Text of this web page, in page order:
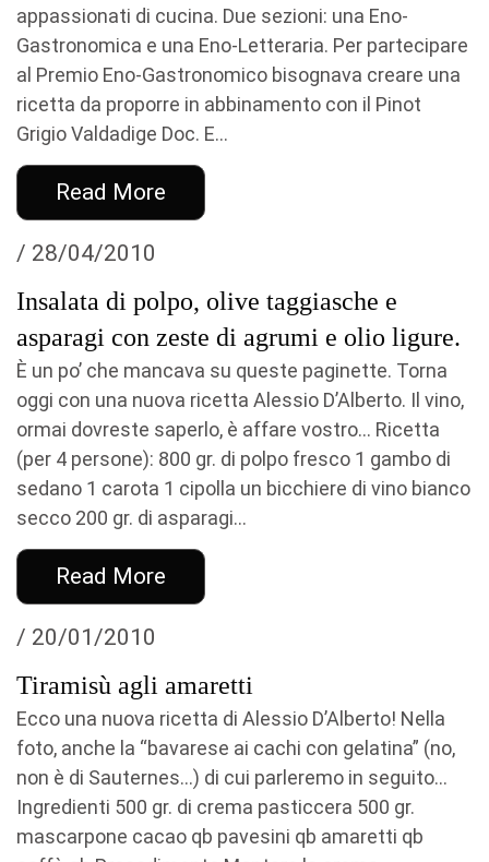
appassionati di cucina. Due sezioni: una Eno-
Gastronomica e una Eno-Letteraria. Per partecipare
al Premio Eno-Gastronomico bisognava creare una
ricetta da proporre in abbinamento con il Pinot
Grigio Valdadige Doc. E...
Read More
/ 28/04/2010
Insalata di polpo, olive taggiasche e
asparagi con zeste di agrumi e olio ligure.
È un po’ che mancava su queste paginette. Torna
oggi con una nuova ricetta Alessio D’Alberto. Il vino,
ormai dovreste saperlo, è affare vostro… Ricetta
(per 4 persone): 800 gr. di polpo fresco 1 gambo di
sedano 1 carota 1 cipolla un bicchiere di vino bianco
secco 200 gr. di asparagi...
Read More
/ 20/01/2010
Tiramisù agli amaretti
Ecco una nuova ricetta di Alessio D’Alberto! Nella
foto, anche la “bavarese ai cachi con gelatina” (no,
non è di Sauternes…) di cui parleremo in seguito…
Ingredienti 500 gr. di crema pasticcera 500 gr.
mascarpone cacao qb pavesini qb amaretti qb